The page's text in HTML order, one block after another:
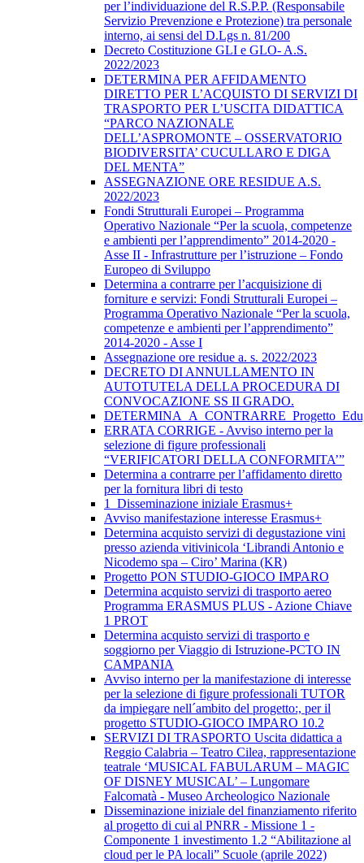
per l’individuazione del R.S.P.P. (Responsabile
Servizio Prevenzione e Protezione) tra personale
interno, ai sensi del D.Lgs n. 81/200
Decreto Costituzione GLI e GLO- A.S.
2022/2023
DETERMINA PER AFFIDAMENTO
DIRETTO PER L’ACQUISTO DI SERVIZI DI
TRASPORTO PER L’USCITA DIDATTICA
“PARCO NAZIONALE
DELL’ASPROMONTE – OSSERVATORIO
BIODIVERSITA’ CUCULLARO E DIGA
DEL MENTA”
ASSEGNAZIONE ORE RESIDUE A.S.
2022/2023
Fondi Strutturali Europei – Programma
Operativo Nazionale “Per la scuola, competenze
e ambienti per l’apprendimento” 2014-2020 -
Asse II - Infrastrutture per l’istruzione – Fondo
Europeo di Sviluppo
Determina a contrarre per l’acquisizione di
forniture e servizi: Fondi Strutturali Europei –
Programma Operativo Nazionale “Per la scuola,
competenze e ambienti per l’apprendimento”
2014-2020 - Asse I
Assegnazione ore residue a. s. 2022/2023
DECRETO DI ANNULLAMENTO IN
AUTOTUTELA DELLA PROCEDURA DI
CONVOCAZIONE SS II GRADO.
ERRATA CORRIGE - Avviso interno per la
selezione di figure professionali
“VERIFICATORI DELLA CONFORMITA’”
Determina a contrarre per l’affidamento diretto
per la fornitura libri di testo
1_Disseminazione iniziale Erasmus+
Avviso manifestazione interesse Erasmus+
Determina acquisto servizi di degustazione vini
presso azienda vitivinicola ‘Librandi Antonio e
Nicodemo spa – Ciro’ Marina (KR)
Progetto PON STUDIO-GIOCO IMPARO
Determina acquisto servizi di trasporto aereo
Programma ERASMUS PLUS - Azione Chiave
1 PROT
Determina acquisto servizi di trasporto e
soggiorno per Viaggio di Istruzione-PCTO IN
CAMPANIA
Avviso interno per la manifestazione di interesse
per la selezione di figure professionali TUTOR
da impiegare nell´ambito del progetto:, per il
progetto STUDIO-GIOCO IMPARO 10.2
SERVIZI DI TRASPORTO Uscita didattica a
Reggio Calabria – Teatro Cilea, rappresentazione
teatrale ‘MUSICAL FABULARUM – MAGIC
OF DISNEY MUSICAL’ – Lungomare
Falcomatà - Museo Archeologico Nazionale
Disseminazione iniziale del finanziamento riferito
al progetto di cui al PNRR - Missione 1 -
Componente 1 investimento 1.2 “Abilitazione al
cloud per le PA locali” Scuole (aprile 2022)